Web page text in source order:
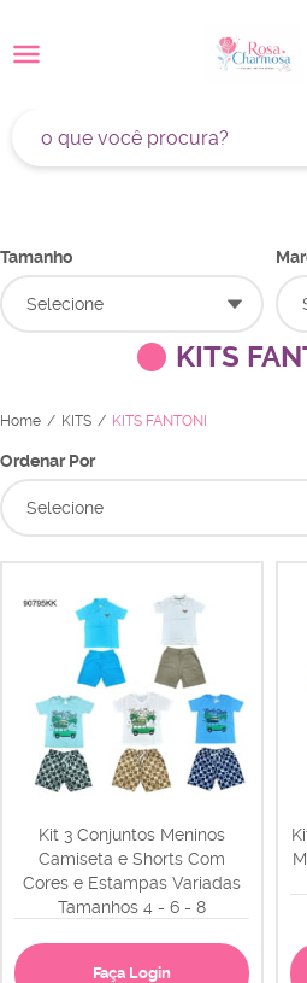
Tamanho
Selecione
KITS
Home KITS KITS FANTONI
Ordenar Por
Selecione
Kit 3 Conjuntos Meninos
Camiseta e Shorts Com
Cores e Estampas Variadas
Tamanhos 4 - 6 - 8
Faça Login